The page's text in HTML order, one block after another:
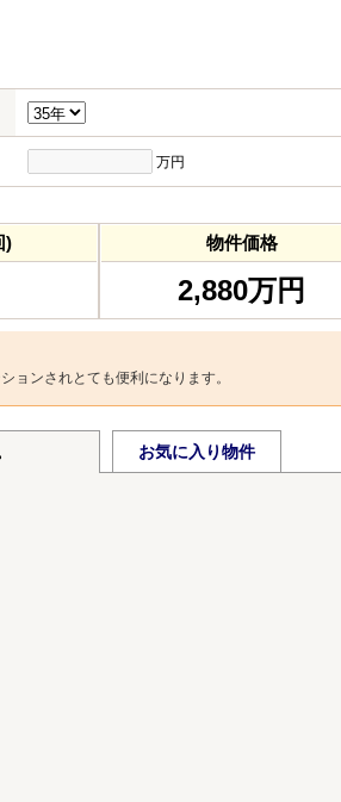
万円
) 物件価格
2,880万円
ョンされとても便利になります。
お気に入り物件